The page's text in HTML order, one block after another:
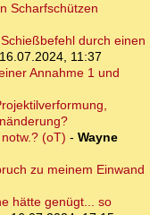
Scharfschützen
durch einen
16.07.2024, 11:37
Annahme 1 und
(oT) - Wayne
zu meinem Einwand
hätte genügt... so